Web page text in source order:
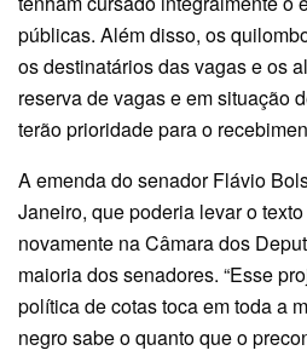
públicas. Além disso, os
os destinatários das vagas e os
reserva de vagas e em situação
terão prioridade para o
A emenda do senador Flávio
Janeiro, que poderia levar o
novamente na Câmara dos
maioria dos senadores. “Esse
política de cotas toca em toda a
negro sabe o quanto que o